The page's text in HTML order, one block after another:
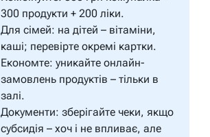
300 продукти + 200 ліки.
Для сімей: на дітей – вітаміни,
каші; перевірте окремі картки.
Економте: уникайте онлайн-
замовлень продуктів – тільки в
залі.
Документи: зберігайте чеки, якщо
субсидія – хоч і не впливає, але